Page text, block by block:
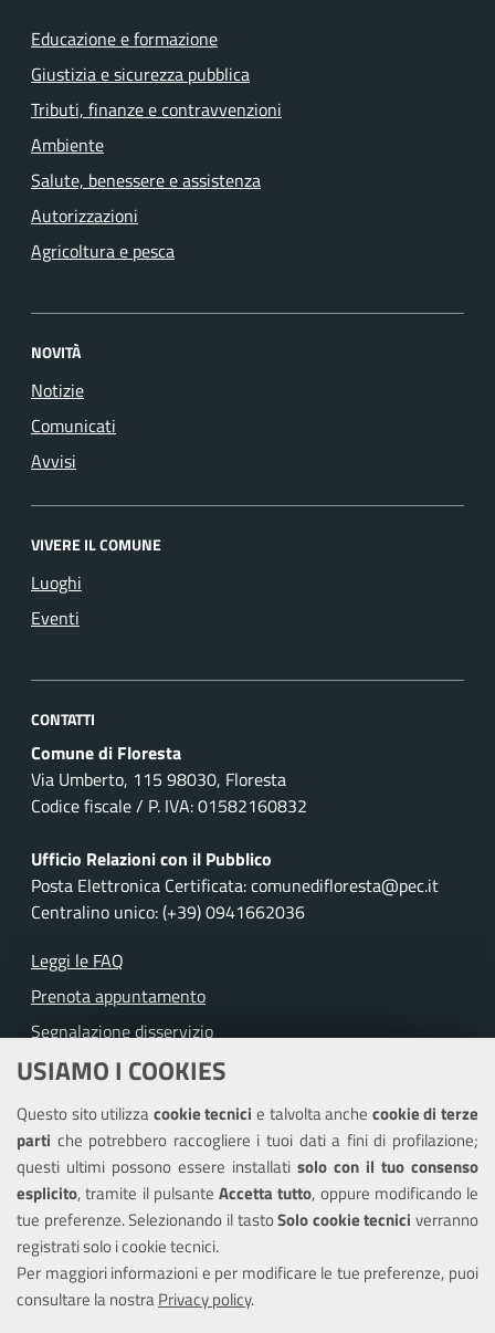
USIAMO I COOKIES
Questo sito utilizzacookie tecnicie talvolta anche cookie di terze
parti che potrebbero raccogliere i tuoi dati a fini di profilazione;
questi ultimi possono essere installati solo con il tuo consenso
esplicito, tramite il pulsante Accetta tutto, oppure modificando le
tue preferenze. Selezionando il tastoSolo cookie tecnici verranno
registrati solo i cookie tecnici.
Per maggiori informazioni e per modificare le tue preferenze, puoi
consultare la nostraPrivacy policy.
Educazione e formazione
Giustizia e sicurezza pubblica
Tributi, finanze e contravvenzioni
Ambiente
Salute, benessere e assistenza
Autorizzazioni
Agricoltura e pesca
NOVITÀ
Notizie
Comunicati
Avvisi
VIVERE IL COMUNE
Luoghi
Eventi
CONTATTI
Comune di Floresta
Via Umberto, 115 98030, Floresta
Codice fiscale / P. IVA: 01582160832
Ufficio Relazioni con il Pubblico
Posta Elettronica Certificata: comunedifloresta@pec.it
Centralino unico: (+39) 0941662036
Leggi le FAQ
Prenota appuntamento
Segnalazione disservizio
Richiesta assistenza
Amministrazione trasparente
Informativa privacy
Note legali
Piano di miglioramento dei servizi
Dichiarazione di accessibilità